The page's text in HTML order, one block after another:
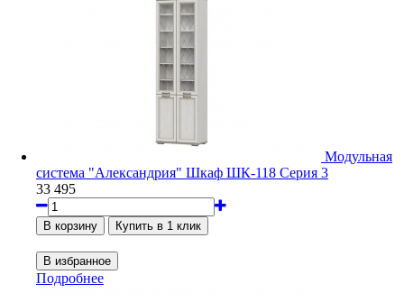
Модульная
система "Александрия" Шкаф ШК-118 Серия 3
33 495
Подробнее